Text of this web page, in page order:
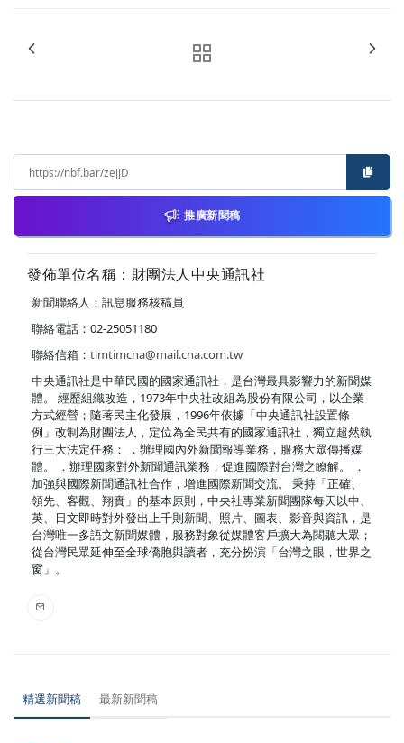
推廣新聞稿
發佈單位名稱：財團法人中央通訊社
新聞聯絡人：訊息服務核稿員
聯絡電話：02-25051180
聯絡信箱： timtimcna@mail.cna.com.tw
中央通訊社是中華民國的國家通訊社，是台灣最具影響力的新聞媒
體。 經歷組織改造，1973年中央社改組為股份有限公司，以企業
方式經營；隨著民主化發展，1996年依據「中央通訊社設置條
例」改制為財團法人，定位為全民共有的國家通訊社，獨立超然執
行三大法定任務： ．辦理國內外新聞報導業務，服務大眾傳播媒
體。 ．辦理國家對外新聞通訊業務，促進國際對台灣之瞭解。 ．
加強與國際新聞通訊社合作，增進國際新聞交流。 秉持「正確、
領先、客觀、翔實」的基本原則，中央社專業新聞團隊每天以中、
英、日文即時對外發出上千則新聞、照片、圖表、影音與資訊，是
台灣唯一多語文新聞媒體，服務對象從媒體客戶擴大為閱聽大眾；
從台灣民眾延伸至全球僑胞與讀者，充分扮演「台灣之眼，世界之
窗」。
精選新聞稿 最新新聞稿